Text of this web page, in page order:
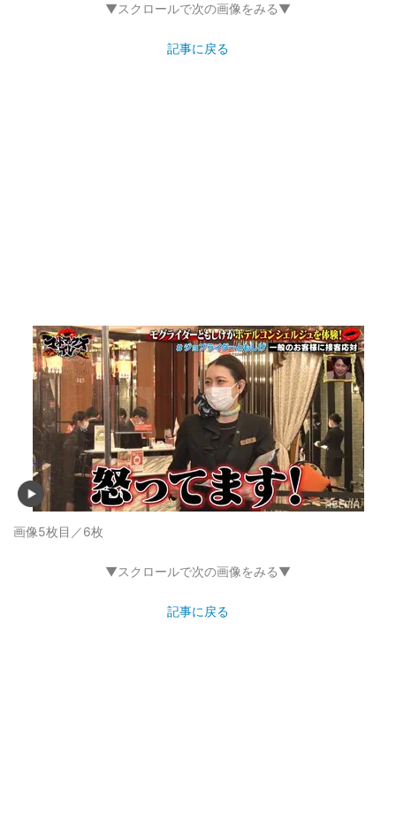
▼スクロールで次の画像をみる▼
記事に戻る
画像5枚目／6枚
▼スクロールで次の画像をみる▼
記事に戻る